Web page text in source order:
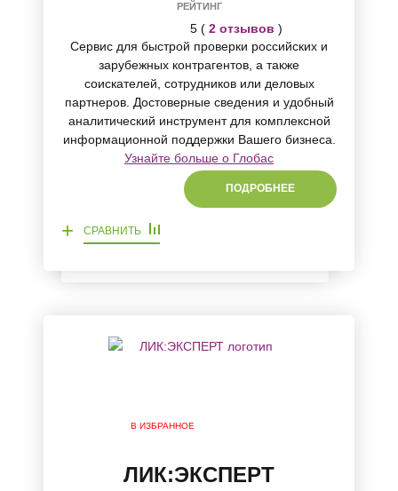
РЕЙТИНГ
5 ( 2 отзывов )
Сервис для быстрой проверки российских и
зарубежных контрагентов, а также
соискателей, сотрудников или деловых
партнеров. Достоверные сведения и удобный
аналитический инструмент для комплексной
информационной поддержки Вашего бизнеса.
Узнайте больше о Глобас
ПОДРОБНЕЕ
+ СРАВНИТЬ
В ИЗБРАННОЕ
ЛИК:ЭКСПЕРТ